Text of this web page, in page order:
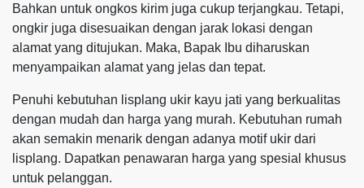
Bahkan untuk ongkos kirim juga cukup terjangkau. Tetapi,
ongkir juga disesuaikan dengan jarak lokasi dengan
alamat yang ditujukan. Maka, Bapak Ibu diharuskan
menyampaikan alamat yang jelas dan tepat.
Penuhi kebutuhan lisplang ukir kayu jati yang berkualitas
dengan mudah dan harga yang murah. Kebutuhan rumah
akan semakin menarik dengan adanya motif ukir dari
lisplang. Dapatkan penawaran harga yang spesial khusus
untuk pelanggan.